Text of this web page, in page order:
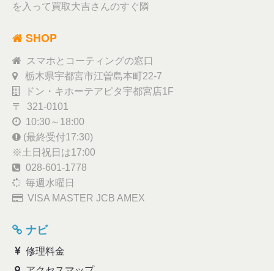
を入って買取大吉さんのすぐ隣
SHOP
スマホとコーティングの窓口
栃木県宇都宮市江曽島本町22-7
ドン・キホーテアピタ宇都宮店1F
〒 321-0101
10:30～18:00
(最終受付17:30)
※土日祝日は17:00
028-601-1778
毎週水曜日
VISA MASTER JCB AMEX
ナビ
修理料金